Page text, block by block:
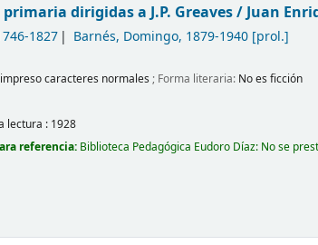
dirigidas a J.P. Greaves / Juan
1827 Barnés, Domingo, 1879-1940 [prol.]
impreso caracteres normales; Forma literaria: No es ficción
lectura : 1928
referencia: Biblioteca Pedagógica Eudoro Díaz: No se